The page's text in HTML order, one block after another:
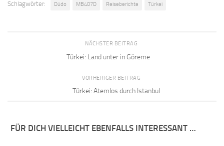
Schlagwörter: Düdo MB407D Reiseberichte Türkei
NÄCHSTER BEITRAG
Türkei: Land unter in Göreme
VORHERIGER BEITRAG
Türkei: Atemlos durch Istanbul
FÜR DICH VIELLEICHT EBENFALLS INTERESSANT …